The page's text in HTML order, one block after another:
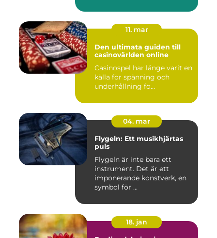
11. mar
Den ultimata guiden till
casinovärlden online
Casinospel har länge varit en
källa för spänning och
underhållning fö...
04. mar
Flygeln: Ett musikhjärtas
puls
Flygeln är inte bara ett
instrument. Det är ett
imponerande konstverk, en
symbol för ...
18. jan